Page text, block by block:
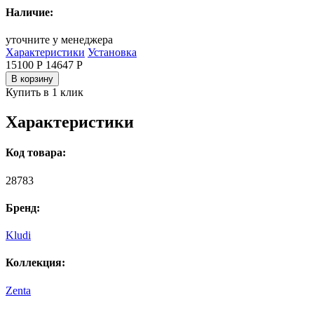
Наличие:
уточните у менеджера
Характеристики Установка
15100 Р 14647 Р
В корзину
Купить в 1 клик
Характеристики
Код товара:
28783
Бренд:
Kludi
Коллекция:
Zenta